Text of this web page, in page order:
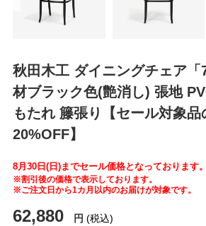
秋田木工 ダイニングチェア「
材ブラック色(艶消し) 張地
もたれ 籐張り【セール対象品
20%OFF】
8月30日(日)までセール価格となっております。
※割引後の価格で表示しております。
※ご注文日から1カ月以内のお届けが対象です。
62,880 円 (税込)